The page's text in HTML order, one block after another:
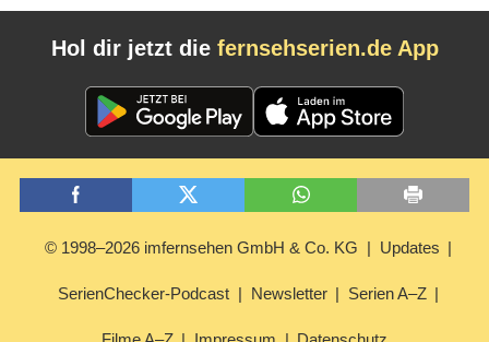
Hol dir jetzt die fernsehserien.de App
© 1998–2026 imfernsehen GmbH & Co. KG Updates
SerienChecker-Podcast Newsletter Serien A–Z